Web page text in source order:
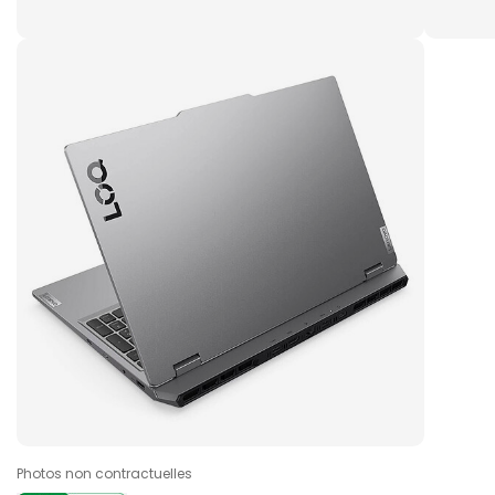
Photos non contractuelles